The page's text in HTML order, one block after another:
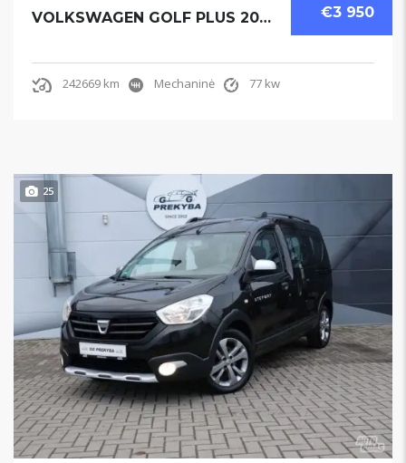
€3 950
VOLKSWAGEN GOLF PLUS 2009
242669 km Mechaninė 77 kw
25